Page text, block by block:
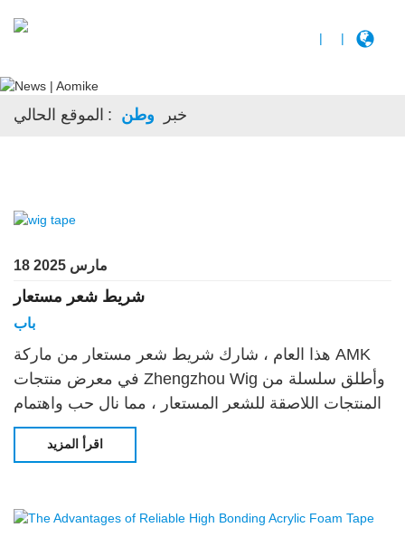
| |
الموقع الحالي: وطن خبر
18 مارس 2025
شريط شعر مستعار
باب
هذا العام ، شارك شريط شعر مستعار من ماركة AMK
في معرض منتجات Zhengzhou Wig وأطلق سلسلة من
المنتجات اللاصقة للشعر المستعار ، مما نال حب واهتمام
اقرأ المزيد